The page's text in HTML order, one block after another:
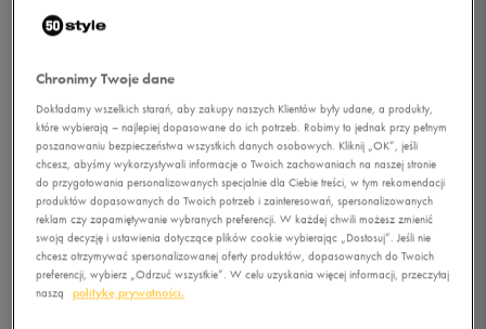
Chronimy Twoje dane
Dokładamy wszelkich starań, aby zakupy naszych Klientów były udane, a produkty,
które wybierają – najlepiej dopasowane do ich potrzeb. Robimy to jednak przy pełnym
poszanowaniu bezpieczeństwa wszystkich danych osobowych. Kliknij „OK”, jeśli
chcesz, abyśmy wykorzystywali informacje o Twoich zachowaniach na naszej stronie
do przygotowania personalizowanych specjalnie dla Ciebie treści, w tym rekomendacji
produktów dopasowanych do Twoich potrzeb i zainteresowań, spersonalizowanych
reklam czy zapamiętywanie wybranych preferencji. W każdej chwili możesz zmienić
swoją decyzję i ustawienia dotyczące plików cookie wybierając „Dostosuj”. Jeśli nie
chcesz otrzymywać spersonalizowanej oferty produktów, dopasowanych do Twoich
preferencji, wybierz „Odrzuć wszystkie”. W celu uzyskania więcej informacji, przeczytaj
naszą
politykę prywatności.